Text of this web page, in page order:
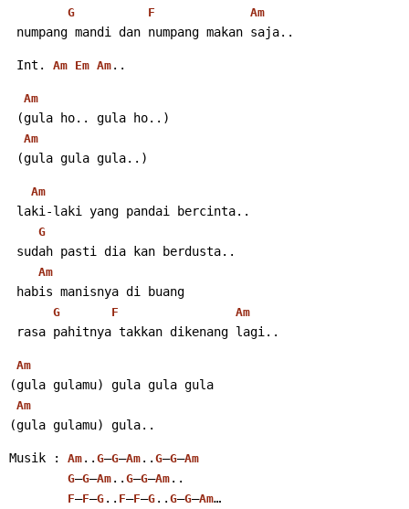
G F Am
numpang mandi dan numpang makan saja..
Int. Am Em Am ..
Am
(gula ho.. gula ho..)
Am
(gula gula gula..)
Am
laki-laki yang pandai bercinta..
G
sudah pasti dia kan berdusta..
Am
habis manisnya di buang
G F Am
rasa pahitnya takkan dikenang lagi..
Am
(gula gulamu) gula gula gula
Am
(gula gulamu) gula..
Musik : Am .. G–G–Am .. G–G–Am
G–G–Am .. G–G–Am ..
F–F–G .. F–F–G .. G–G–Am…